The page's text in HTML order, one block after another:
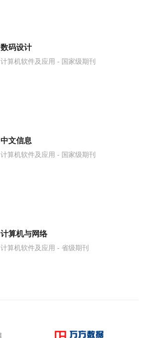
数码设计
计算机软件及应用 - 国家级期刊
中文信息
计算机软件及应用 - 国家级期刊
计算机与网络
计算机软件及应用 - 省级期刊